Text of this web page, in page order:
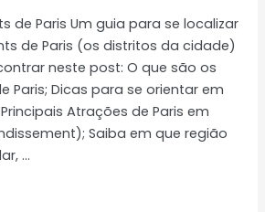
de Paris Um guia para se localizar
de Paris (os distritos da cidade)
neste post: O que são os
Paris; Dicas para se orientar em
Atrações de Paris em
Saiba em que região
…